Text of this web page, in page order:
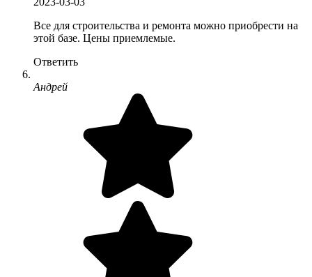
Все для строительства и ремонта можно приобрести на
этой базе. Цены приемлемые.
Ответить
Андрей